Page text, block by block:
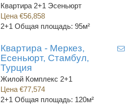
Квартира 2+1 Эсеньюрт
Цена €56,858
2+1 Общая площадь: 95м²
Квартира - Меркез,
Есеньюрт, Стамбул,
Турция
Жилой Комплекс 2+1
Цена €77,574
2+1 Общая площадь: 120м²